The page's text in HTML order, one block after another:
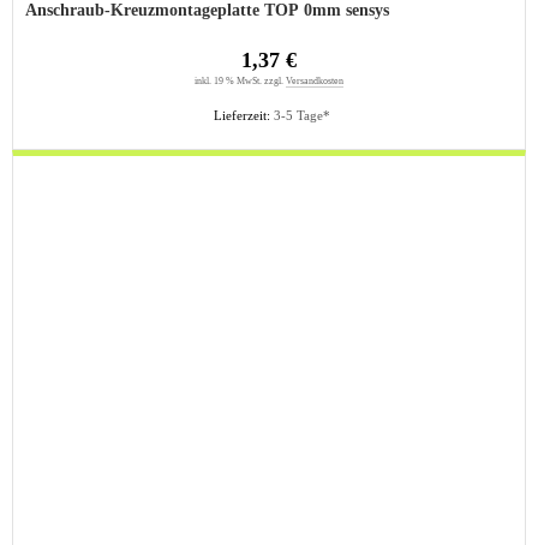
Anschraub-Kreuzmontageplatte TOP 0mm sensys
Lieferzeit: 3-5 Tage*
1,37 €
inkl. 19 % MwSt. zzgl. Versandkosten